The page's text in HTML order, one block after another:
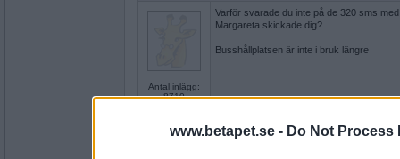
www.betapet.se - Do Not Process
Antal inlägg:
8710
Varför svarade du inte på de 320 sms
Margareta skickade dig?
Busshållplatsen är inte i bruk längre